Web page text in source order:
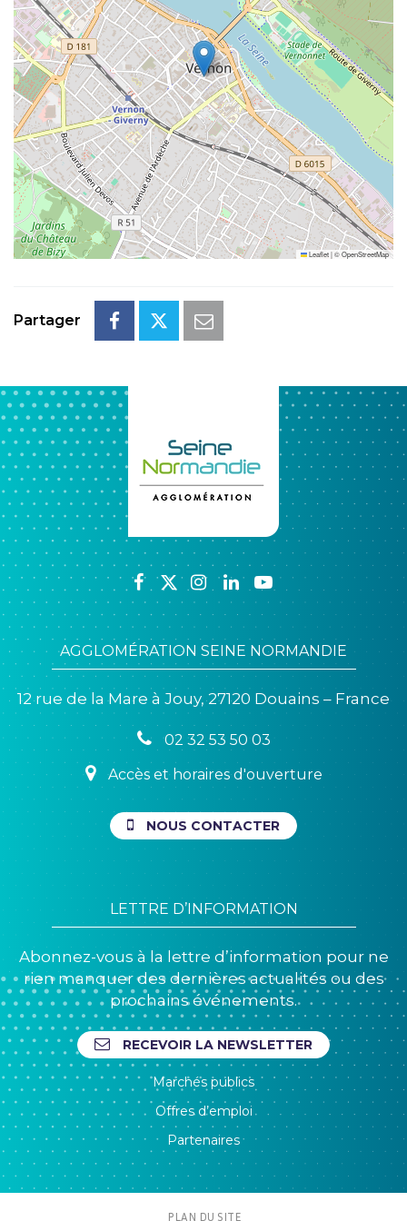
Leaflet|©OpenStreetMap
Partager
Lien
vers
le
compte
Facebook
Lien
vers
le
compte
Twitter
Lien
vers
le
compte
Instagram
Lien
vers
le
compte
Linkedin
Lien
vers
la
chaîne
Youtube
AGGLOMÉRATION SEINE NORMANDIE
12 rue de la Mare à Jouy, 27120 Douains – France
02 32 53 50 03
Accès et horaires d'ouverture
NOUS CONTACTER
LETTRE D’INFORMATION
Abonnez-vous à la lettre d’information pour ne
rien manquer des dernières actualités ou des
prochains événements.
RECEVOIR LA NEWSLETTER
Marchés publics
Offres d’emploi
Partenaires
PLAN DU SITE